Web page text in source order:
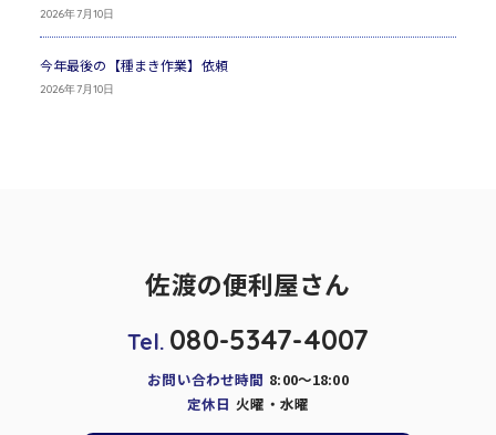
2026年7月10日
今年最後の【種まき作業】依頼
2026年7月10日
佐渡の便利屋さん
Tel. 080-5347-4007
お問い合わせ時間 8:00～18:00
定休日 火曜・水曜